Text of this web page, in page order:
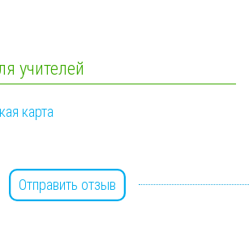
учителей
карта
Отправить отзыв